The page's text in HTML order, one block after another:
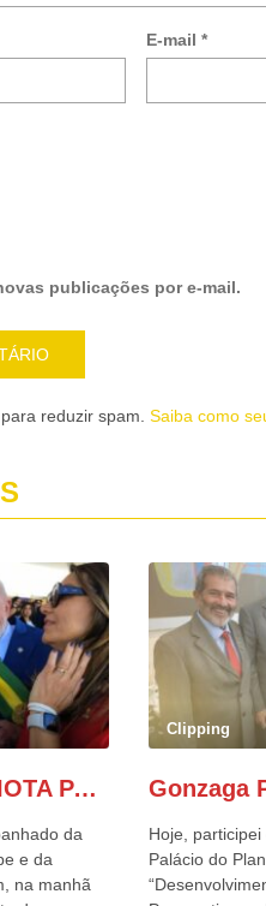
E-mail *
publicações por e-mail.
reduzir spam. Saiba como
GONZAGA PATRIOTA PARTICIPA DO DESFILE DA INDEPENDÊNCIA NO PALANQUE DA PRESIDÊNCIA DA REPÚBLICA E É ABRAÇADO POR LULA E POR GERALDO ALCKMIN.
da
e da
na manhã
Clipping
Hoje,
Palácio do